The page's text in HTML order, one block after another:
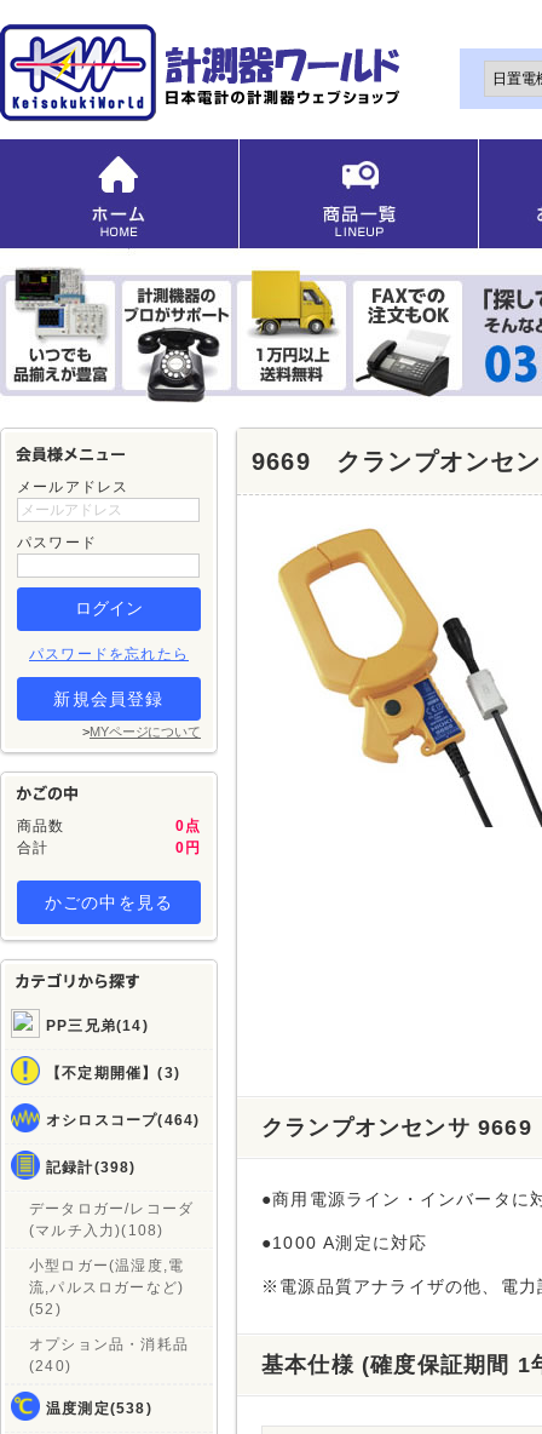
メールアドレス
パスワード
パスワードを忘れたら
新規会員登録
>MYページについて
商品数
0点
合計
0円
かごの中を見る
PP三兄弟(14)
【不定期開催】(3)
オシロスコープ(464)
記録計(398)
データロガー/レコーダ
(マルチ入力)(108)
小型ロガー(温湿度,電
流,パルスロガーなど)
(52)
オプション品・消耗品
(240)
温度測定(538)
9669 クランプオンセ
クランプオンセンサ
●商用電源ライン・インバータに
●1000 A測定に対応
※電源品質アナライザの他、電
基本仕様 (確度保証期間 1